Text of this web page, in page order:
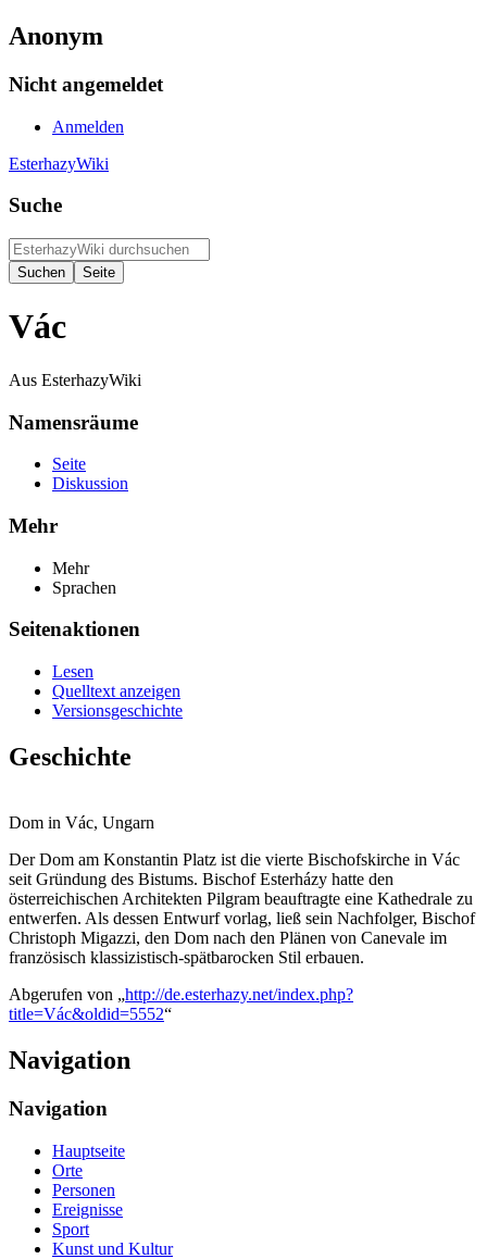
Anonym
Nicht angemeldet
Anmelden
EsterhazyWiki
Suche
Vác
Aus EsterhazyWiki
Namensräume
Seite
Diskussion
Mehr
Mehr
Sprachen
Seitenaktionen
Lesen
Quelltext anzeigen
Versionsgeschichte
Geschichte
Dom in Vác, Ungarn
Der Dom am Konstantin Platz ist die vierte Bischofskirche in Vác
seit Gründung des Bistums. Bischof Esterházy hatte den
österreichischen Architekten Pilgram beauftragte eine Kathedrale zu
entwerfen. Als dessen Entwurf vorlag, ließ sein Nachfolger, Bischof
Christoph Migazzi, den Dom nach den Plänen von Canevale im
französisch klassizistisch-spätbarocken Stil erbauen.
Abgerufen von „http://de.esterhazy.net/index.php?
title=Vác&oldid=5552“
Navigation
Navigation
Hauptseite
Orte
Personen
Ereignisse
Sport
Kunst und Kultur